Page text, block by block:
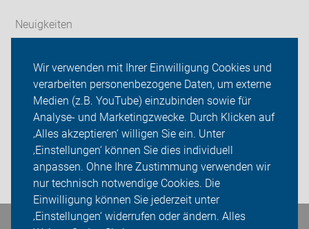
Wir verwenden mit Ihrer Einwilligung Cookies und
verarbeiten personenbezogene Daten, um externe
Medien (z.B. YouTube) einzubinden sowie für
Analyse- und Marketingzwecke. Durch Klicken auf
‚Alles akzeptieren‘ willigen Sie ein. Unter
‚Einstellungen‘ können Sie dies individuell
anpassen. Ohne Ihre Zustimmung verwenden wir
nur technisch notwendige Cookies. Die
Einwilligung können Sie jederzeit unter
‚Einstellungen‘ widerrufen oder ändern. Alles
Neuigkeiten
Tourenprogramm
Sei dabei
Presse
Login